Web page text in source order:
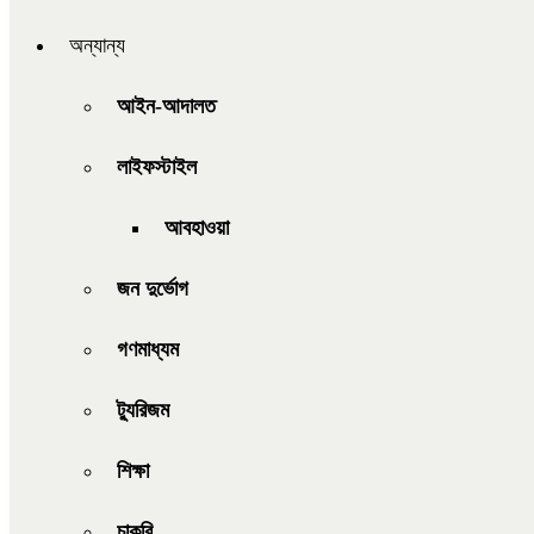
অন্যান্য
আইন-আদালত
লাইফস্টাইল
আবহাওয়া
জন দুর্ভোগ
গণমাধ্যম
ট্যুরিজম
শিক্ষা